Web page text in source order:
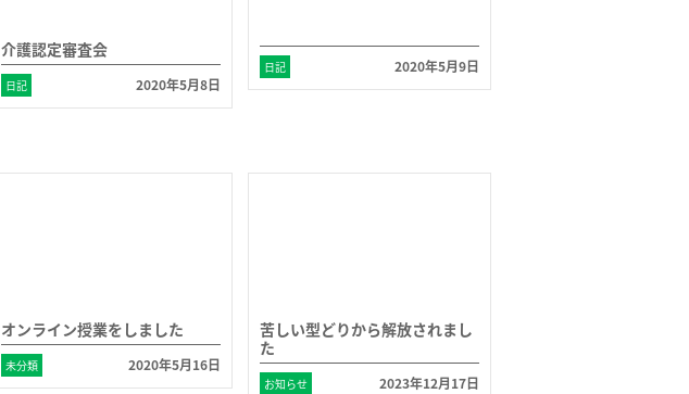
介護認定審査会
日記 2020年5月8日
日記 2020年5月9日
オンライン授業をしました
未分類 2020年5月16日
苦しい型どりから解放されまし
た
お知らせ 2023年12月17日